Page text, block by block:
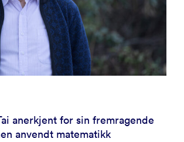
anerkjent for sin fremragende
anvendt matematikk